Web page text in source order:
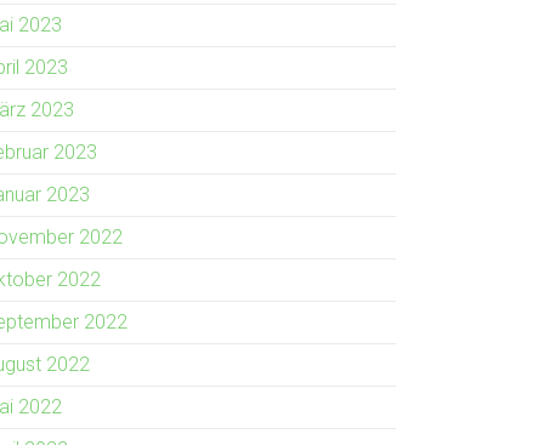
2023
2023
2023
2023
2023
2022
2022
2022
2022
2022